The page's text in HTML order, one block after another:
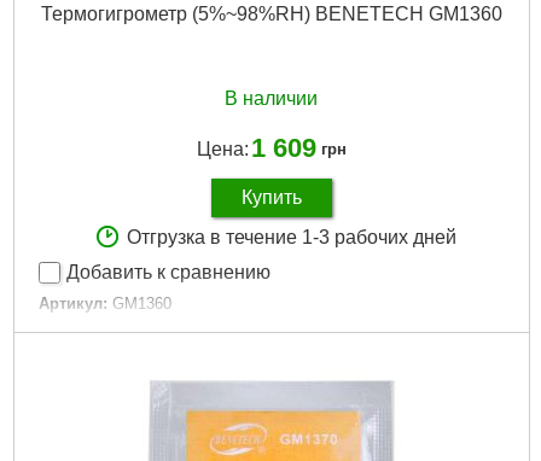
Термогигрометр (5%~98%RH) BENETECH GM1360
В наличии
Цена: 1 609 грн
Купить
Отгрузка в течение 1-3 рабочих дней
Добавить к сравнению
Артикул: GM1360
Код товара: 22.64.91
Подробнее...